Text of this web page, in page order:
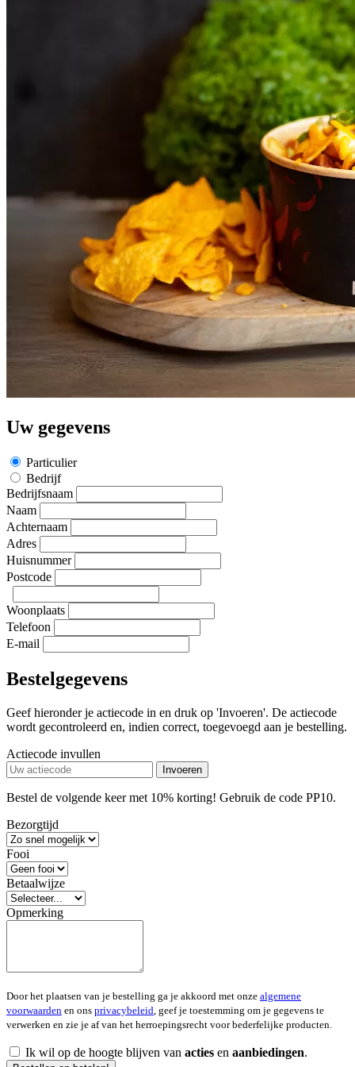
Uw gegevens
Particulier
Bedrijf
Bedrijfsnaam
Naam
Achternaam
Adres
Huisnummer
Postcode
Woonplaats
Telefoon
E-mail
Bestelgegevens
Geef hieronder je actiecode in en druk op 'Invoeren'. De actiecode
wordt gecontroleerd en, indien correct, toegevoegd aan je bestelling.
Actiecode invullen
Invoeren
Bestel de volgende keer met 10% korting! Gebruik de code PP10.
Bezorgtijd
Fooi
Betaalwijze
Opmerking
Door het plaatsen van je bestelling ga je akkoord met onze algemene
voorwaarden en ons privacybeleid , geef je toestemming om je gegevens te
verwerken en zie je af van het herroepingsrecht voor bederfelijke producten.
Ik wil op de hoogte blijven van acties en aanbiedingen.